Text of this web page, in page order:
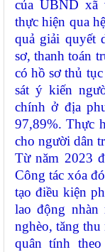
của UBND xã
thực hiện qua
quả giải quyết
sơ, thanh toán
có hồ sơ thủ
sát ý kiến
chính ở địa
97,89%. Thực
cho người dân
Từ năm 2023
Công tác xóa
tạo điều kiện
lao động
nghèo, tăng
quân tính